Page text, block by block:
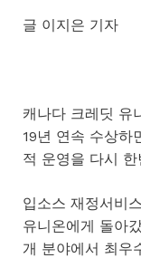
글 이지은 기자
캐나다 크레딧 유
19년 연속 수상하
적 운영을 다시
입소스 재정서비
유니온에게 돌아
개 분야에서 최우